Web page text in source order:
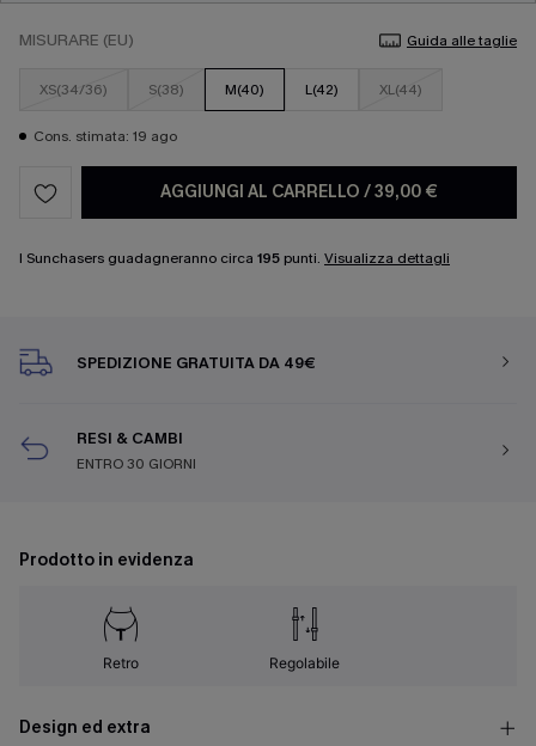
MISURARE (EU) Guida alle taglie
XS(34/36) S(38) M(40) L(42) XL(44)
Cons. stimata: 19 ago
AGGIUNGI AL CARRELLO /39,00 €
I Sunchasers guadagneranno circa 195 punti. Visualizza dettagli
SPEDIZIONE GRATUITA DA 49€
RESI & CAMBI
ENTRO 30 GIORNI
Prodotto in evidenza
Retro Regolabile
Design ed extra